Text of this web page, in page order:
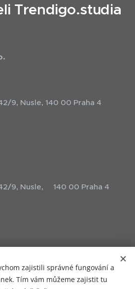
Trendigo.studia
9, Nusle, 140 00 Praha 4
9, Nusle, 140 00 Praha 4
zajistili správné fungování a
Tím vám můžeme zajistit tu